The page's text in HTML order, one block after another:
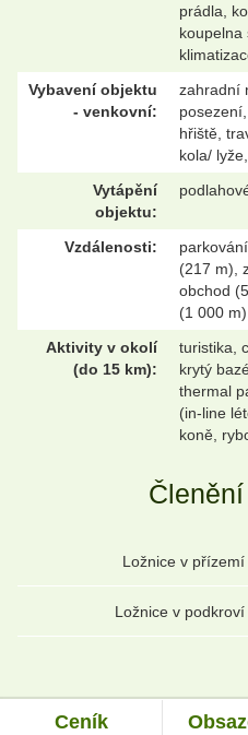
prádla,
koupelna
Vybavení objektu
- venkovní:
zahradní
hřiště,
kola/
Vytápění
objektu:
Vzdálenosti:
(217 m),
obchod
(1 000
Aktivity v okolí
(do 15 km):
turistika,
krytý
thermal
(in-line
koně,
Ložnice v přízemí
Ložnice v podkroví
Ceník